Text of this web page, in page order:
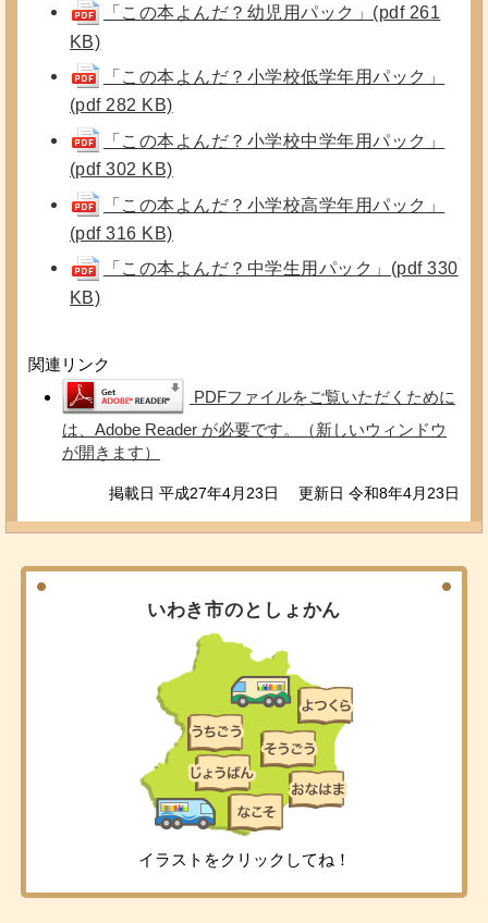
「この本よんだ？幼児用パック」(pdf 261
KB)
「この本よんだ？小学校低学年用パック」
(pdf 282 KB)
「この本よんだ？小学校中学年用パック」
(pdf 302 KB)
「この本よんだ？小学校高学年用パック」
(pdf 316 KB)
「この本よんだ？中学生用パック」(pdf 330
KB)
関連リンク
PDFファイルをご覧いただくために
は、Adobe Reader が必要です。（新しいウィンドウ
が開きます）
掲載日 平成27年4月23日 更新日 令和8年4月23日
いわき市のとしょかん
イラストをクリックしてね！